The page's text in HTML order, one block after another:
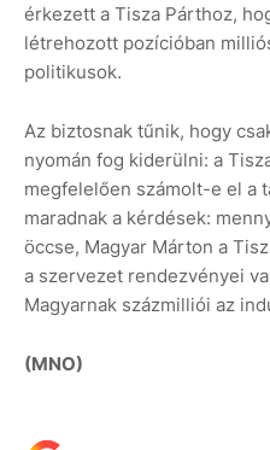
érkezett a Tisza Párthoz,
létrehozott pozícióban
politikusok.
Az biztosnak tűnik, hogy
nyomán fog kiderülni: a
megfelelően számolt-e el a
maradnak a kérdések:
öccse, Magyar Márton a
a szervezet rendezvényei
Magyarnak százmilliói az
(MNO)